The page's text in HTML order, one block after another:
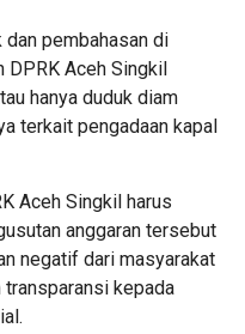
pembahasan di
DPRK Aceh Singkil
hanya duduk diam
terkait pengadaan kapal
Aceh Singkil harus
anggaran tersebut
negatif dari masyarakat
transparansi kepada